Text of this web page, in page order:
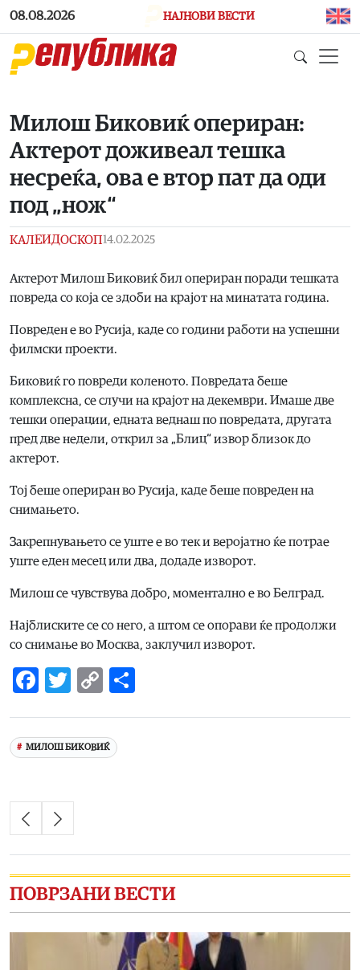
Skip to main content
08.08.2026 НАЈНОВИ ВЕСТИ
Милош Биковиќ опериран:
Актерот доживеал тешка
несреќа, ова е втор пат да оди
под „нож“
КАЛЕИДОСКОП14.02.2025
Актерот Милош Биковиќ бил опериран поради тешката
повреда со која се здоби на крајот на минатата година.
Повреден е во Русија, каде со години работи на успешни
филмски проекти.
Биковиќ го повреди коленото. Повредата беше
комплексна, се случи на крајот на декември. Имаше две
тешки операции, едната веднаш по повредата, другата
пред две недели, открил за „Блиц“ извор близок до
актерот.
Тој беше опериран во Русија, каде беше повреден на
снимањето.
Закрепнувањето се уште е во тек и веројатно ќе потрае
уште еден месец или два, додаде изворот.
Милош се чувствува добро, моментално е во Белград.
Најблиските се со него, а штом се опорави ќе продолжи
со снимање во Москва, заклучил изворот.
Facebook
Twitter
Copy
МИЛОШ БИКОВИЌ
ПОВРЗАНИ ВЕСТИ